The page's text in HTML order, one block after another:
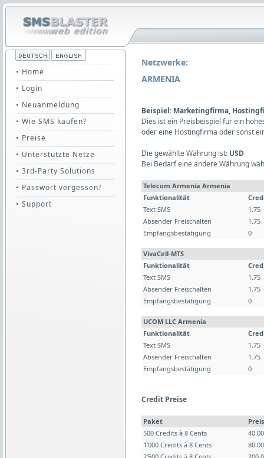
• Home
• Login
• Neuanmeldung
• Wie SMS kaufen?
• Preise
• Unterstützte Netze
• 3rd-Party Solutions
• Passwort vergessen?
• Support
Netzwerke:
ARMENIA
Beispiel: Marketingfirma,
Dies ist ein Preisbeispiel für ein
oder eine Hostingfirma oder sonst
Die gewählte Währung ist: USD
Bei Bedarf eine andere Währung
Telecom Armenia Armenia
Funktionalität
Text SMS
1.75
Absender Freischalten
1.75
Empfangsbestätigung
0
VivaCell-MTS
Funktionalität
Text SMS
1.75
Absender Freischalten
1.75
Empfangsbestätigung
0
UCOM LLC Armenia
Funktionalität
Text SMS
1.75
Absender Freischalten
1.75
Empfangsbestätigung
0
Credit Preise
Paket
Preis
500 Credits à 8 Cents
1’000 Credits à 8 Cents